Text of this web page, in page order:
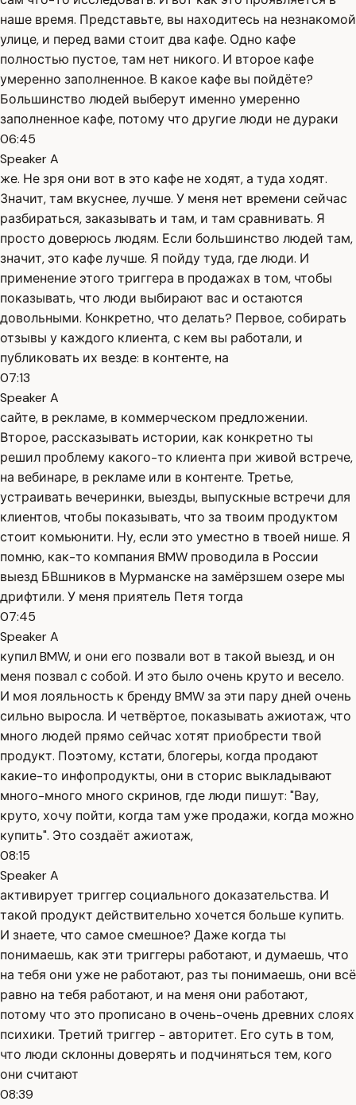
наше время. Представьте, вы находитесь на незнакомой
улице, и перед вами стоит два кафе. Одно кафе
полностью пустое, там нет никого. И второе кафе
умеренно заполненное. В какое кафе вы пойдёте?
Большинство людей выберут именно умеренно
заполненное кафе, потому что другие люди не дураки
06:45
Speaker A
же. Не зря они вот в это кафе не ходят, а туда ходят.
Значит, там вкуснее, лучше. У меня нет времени сейчас
разбираться, заказывать и там, и там сравнивать. Я
просто доверюсь людям. Если большинство людей там,
значит, это кафе лучше. Я пойду туда, где люди. И
применение этого триггера в продажах в том, чтобы
показывать, что люди выбирают вас и остаются
довольными. Конкретно, что делать? Первое, собирать
отзывы у каждого клиента, с кем вы работали, и
публиковать их везде: в контенте, на
07:13
Speaker A
сайте, в рекламе, в коммерческом предложении.
Второе, рассказывать истории, как конкретно ты
решил проблему какого-то клиента при живой встрече,
на вебинаре, в рекламе или в контенте. Третье,
устраивать вечеринки, выезды, выпускные встречи для
клиентов, чтобы показывать, что за твоим продуктом
стоит комьюнити. Ну, если это уместно в твоей нише. Я
помню, как-то компания BMW проводила в России
выезд БВшников в Мурманске на замёрзшем озере мы
дрифтили. У меня приятель Петя тогда
07:45
Speaker A
купил BMW, и они его позвали вот в такой выезд, и он
меня позвал с собой. И это было очень круто и весело.
И моя лояльность к бренду BMW за эти пару дней очень
сильно выросла. И четвёртое, показывать ажиотаж, что
много людей прямо сейчас хотят приобрести твой
продукт. Поэтому, кстати, блогеры, когда продают
какие-то инфопродукты, они в сторис выкладывают
много-много много скринов, где люди пишут: "Вау,
круто, хочу пойти, когда там уже продажи, когда можно
купить". Это создаёт ажиотаж,
08:15
Speaker A
активирует триггер социального доказательства. И
такой продукт действительно хочется больше купить.
И знаете, что самое смешное? Даже когда ты
понимаешь, как эти триггеры работают, и думаешь, что
на тебя они уже не работают, раз ты понимаешь, они всё
равно на тебя работают, и на меня они работают,
потому что это прописано в очень-очень древних слоях
психики. Третий триггер - авторитет. Его суть в том,
что люди склонны доверять и подчиняться тем, кого
они считают
08:39